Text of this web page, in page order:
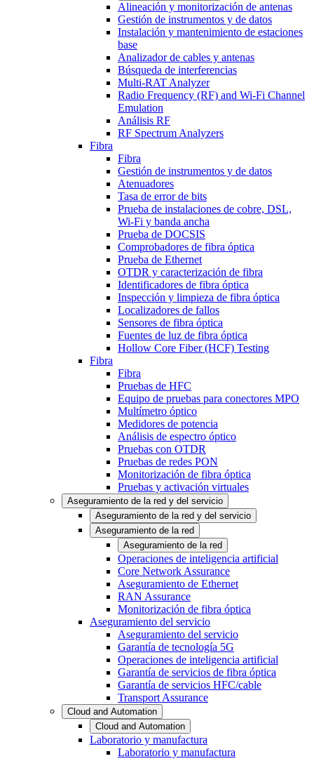
Alineación y monitorización de antenas
Gestión de instrumentos y de datos
Instalación y mantenimiento de estaciones
base
Analizador de cables y antenas
Búsqueda de interferencias
Multi-RAT Analyzer
Radio Frequency (RF) and Wi-Fi Channel
Emulation
Análisis RF
RF Spectrum Analyzers
Fibra
Fibra
Gestión de instrumentos y de datos
Atenuadores
Tasa de error de bits
Prueba de instalaciones de cobre, DSL,
Wi-Fi y banda ancha
Prueba de DOCSIS
Comprobadores de fibra óptica
Prueba de Ethernet
OTDR y caracterización de fibra
Identificadores de fibra óptica
Inspección y limpieza de fibra óptica
Localizadores de fallos
Sensores de fibra óptica
Fuentes de luz de fibra óptica
Hollow Core Fiber (HCF) Testing
Fibra
Fibra
Pruebas de HFC
Equipo de pruebas para conectores MPO
Multímetro óptico
Medidores de potencia
Análisis de espectro óptico
Pruebas con OTDR
Pruebas de redes PON
Monitorización de fibra óptica
Pruebas y activación virtuales
Aseguramiento de la red y del servicio
Aseguramiento de la red y del servicio
Aseguramiento de la red
Aseguramiento de la red
Operaciones de inteligencia artificial
Core Network Assurance
Aseguramiento de Ethernet
RAN Assurance
Monitorización de fibra óptica
Aseguramiento del servicio
Aseguramiento del servicio
Garantía de tecnología 5G
Operaciones de inteligencia artificial
Garantía de servicios de fibra óptica
Garantía de servicios HFC/cable
Transport Assurance
Cloud and Automation
Cloud and Automation
Laboratorio y manufactura
Laboratorio y manufactura